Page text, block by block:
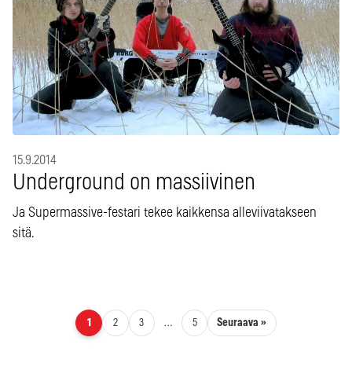
15.9.2014
Underground on massiivinen
Ja Supermassive-festari tekee kaikkensa alleviivatakseen
sitä.
Artikkelien sivutus
1 2 3 … 5 Seuraava »